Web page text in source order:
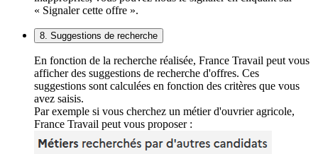
« Signaler cette offre ».
8. Suggestions de recherche
En fonction de la recherche réalisée, France Travail peut vous
afficher des suggestions de recherche d'offres. Ces
suggestions sont calculées en fonction des critères que vous
avez saisis.
Par exemple si vous cherchez un métier d'ouvrier agricole,
France Travail peut vous proposer :